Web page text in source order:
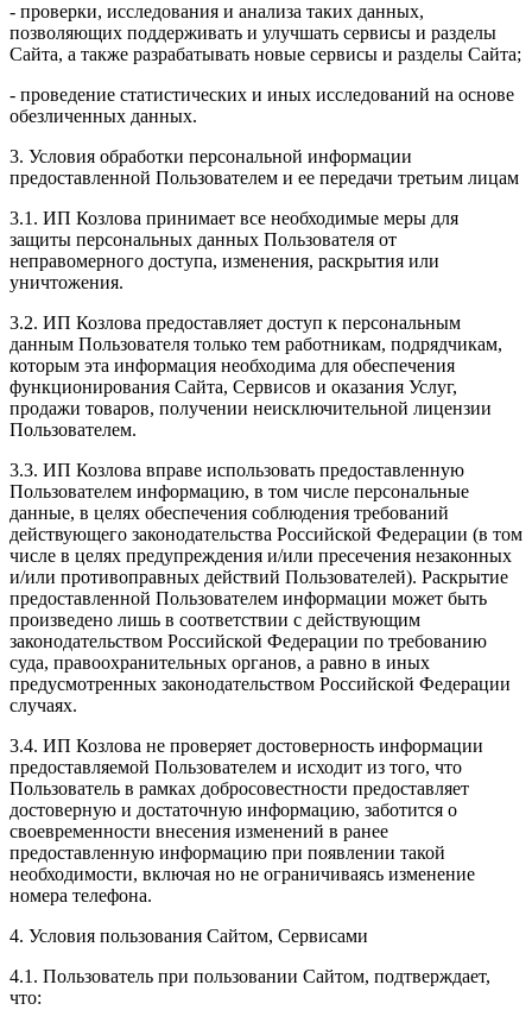
- проверки, исследования и анализа таких данных,
позволяющих поддерживать и улучшать сервисы и разделы
Сайта, а также разрабатывать новые сервисы и разделы Сайта;
- проведение статистических и иных исследований на основе
обезличенных данных.
3. Условия обработки персональной информации
предоставленной Пользователем и ее передачи третьим лицам
3.1. ИП Козлова принимает все необходимые меры для
защиты персональных данных Пользователя от
неправомерного доступа, изменения, раскрытия или
уничтожения.
3.2. ИП Козлова предоставляет доступ к персональным
данным Пользователя только тем работникам, подрядчикам,
которым эта информация необходима для обеспечения
функционирования Сайта, Сервисов и оказания Услуг,
продажи товаров, получении неисключительной лицензии
Пользователем.
3.3. ИП Козлова вправе использовать предоставленную
Пользователем информацию, в том числе персональные
данные, в целях обеспечения соблюдения требований
действующего законодательства Российской Федерации (в том
числе в целях предупреждения и/или пресечения незаконных
и/или противоправных действий Пользователей). Раскрытие
предоставленной Пользователем информации может быть
произведено лишь в соответствии с действующим
законодательством Российской Федерации по требованию
суда, правоохранительных органов, а равно в иных
предусмотренных законодательством Российской Федерации
случаях.
3.4. ИП Козлова не проверяет достоверность информации
предоставляемой Пользователем и исходит из того, что
Пользователь в рамках добросовестности предоставляет
достоверную и достаточную информацию, заботится о
своевременности внесения изменений в ранее
предоставленную информацию при появлении такой
необходимости, включая но не ограничиваясь изменение
номера телефона.
4. Условия пользования Сайтом, Сервисами
4.1. Пользователь при пользовании Сайтом, подтверждает,
что: